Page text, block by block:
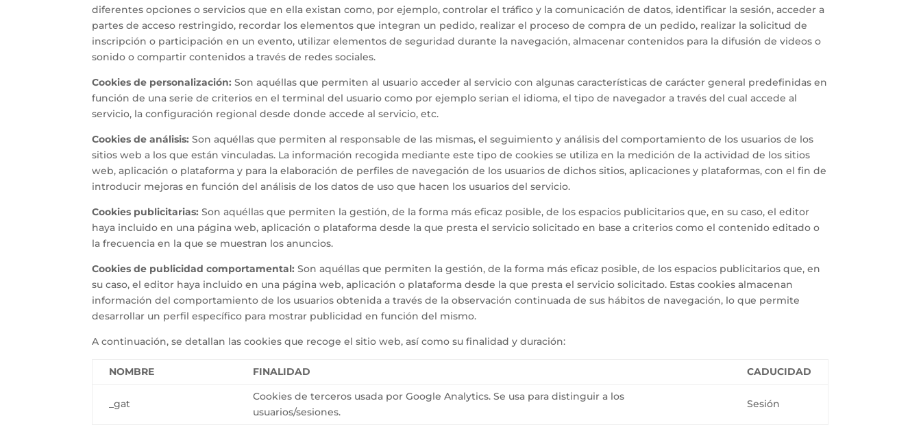
diferentes opciones o servicios que en ella existan como, por ejemplo, controlar el tráfico y la comunicación de datos, identificar la sesión, acceder a
partes de acceso restringido, recordar los elementos que integran un pedido, realizar el proceso de compra de un pedido, realizar la solicitud de
inscripción o participación en un evento, utilizar elementos de seguridad durante la navegación, almacenar contenidos para la difusión de videos o
sonido o compartir contenidos a través de redes sociales.
Cookies de personalización: Son aquéllas que permiten al usuario acceder al servicio con algunas características de carácter general predefinidas en
función de una serie de criterios en el terminal del usuario como por ejemplo serian el idioma, el tipo de navegador a través del cual accede al
servicio, la configuración regional desde donde accede al servicio, etc.
Cookies de análisis: Son aquéllas que permiten al responsable de las mismas, el seguimiento y análisis del comportamiento de los usuarios de los
sitios web a los que están vinculadas. La información recogida mediante este tipo de cookies se utiliza en la medición de la actividad de los sitios
web, aplicación o plataforma y para la elaboración de perfiles de navegación de los usuarios de dichos sitios, aplicaciones y plataformas, con el fin de
introducir mejoras en función del análisis de los datos de uso que hacen los usuarios del servicio.
Cookies publicitarias: Son aquéllas que permiten la gestión, de la forma más eficaz posible, de los espacios publicitarios que, en su caso, el editor
haya incluido en una página web, aplicación o plataforma desde la que presta el servicio solicitado en base a criterios como el contenido editado o
la frecuencia en la que se muestran los anuncios.
Cookies de publicidad comportamental: Son aquéllas que permiten la gestión, de la forma más eficaz posible, de los espacios publicitarios que, en
su caso, el editor haya incluido en una página web, aplicación o plataforma desde la que presta el servicio solicitado. Estas cookies almacenan
información del comportamiento de los usuarios obtenida a través de la observación continuada de sus hábitos de navegación, lo que permite
desarrollar un perfil específico para mostrar publicidad en función del mismo.
A continuación, se detallan las cookies que recoge el sitio web, así como su finalidad y duración:
NOMBRE FINALIDAD CADUCIDAD
_gat
Cookies de terceros usada por Google Analytics. Se usa para distinguir a los
usuarios/sesiones.
Sesión